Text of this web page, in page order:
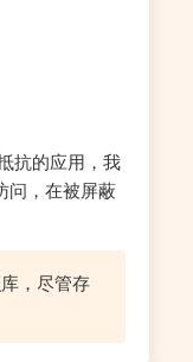
抗的应用，我
问，在被屏蔽
，尽管存